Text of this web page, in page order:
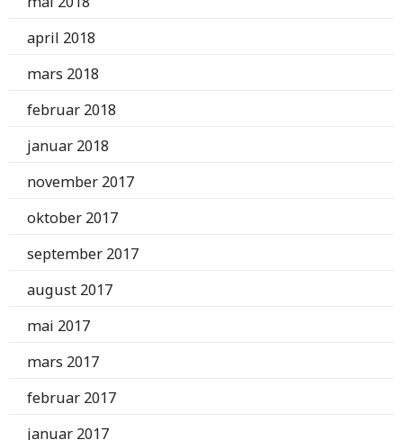
april 2018
mars 2018
februar 2018
januar 2018
november 2017
oktober 2017
september 2017
august 2017
mai 2017
mars 2017
februar 2017
januar 2017